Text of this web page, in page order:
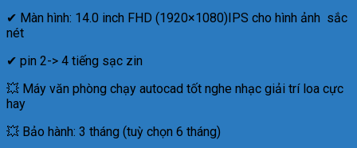
✔ Màn hình: 14.0 inch FHD (1920×1080)IPS cho hình ảnh sắc
nét
✔ pin 2-> 4 tiếng sạc zin
💥 Máy văn phòng chạy autocad tốt nghe nhạc giải trí loa cực
hay
💥 Bảo hành: 3 tháng (tuỳ chọn 6 tháng)